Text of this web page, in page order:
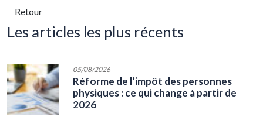
Retour
les articles les plus récents
05/08/2026
Réforme de l’impôt des personnes
physiques : ce qui change à partir de
2026